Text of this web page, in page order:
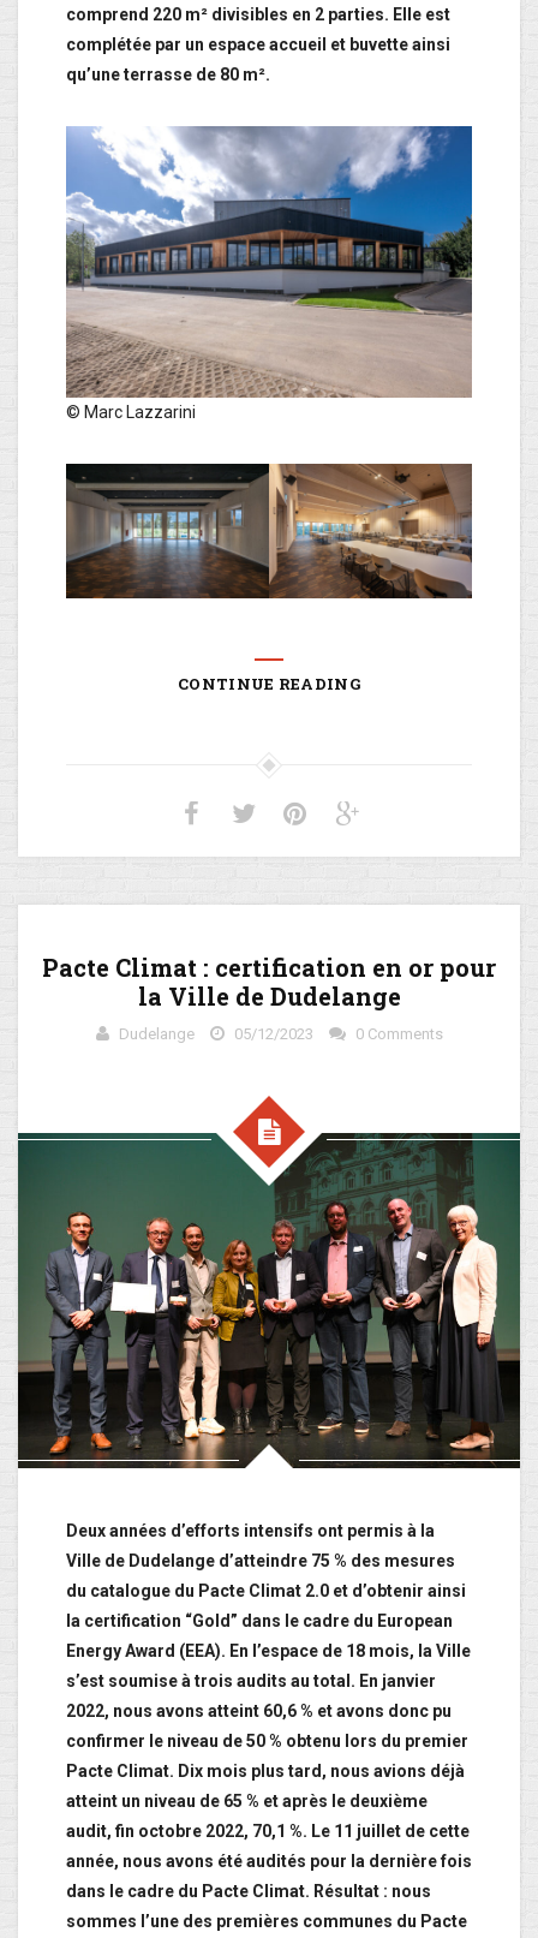
comprend 220 m² divisibles en 2 parties. Elle est
complétée par un espace accueil et buvette ainsi
qu’une terrasse de 80 m².
© Marc Lazzarini
CONTINUE READING
Pacte Climat : certification en or pour
la Ville de Dudelange
Dudelange 05/12/2023 0 Comments
Deux années d’efforts intensifs ont permis à la
Ville de Dudelange d’atteindre 75 % des mesures
du catalogue du Pacte Climat 2.0 et d’obtenir ainsi
la certification “Gold” dans le cadre du European
Energy Award (EEA). En l’espace de 18 mois, la Ville
s’est soumise à trois audits au total. En janvier
2022, nous avons atteint 60,6 % et avons donc pu
confirmer le niveau de 50 % obtenu lors du premier
Pacte Climat. Dix mois plus tard, nous avions déjà
atteint un niveau de 65 % et après le deuxième
audit, fin octobre 2022, 70,1 %. Le 11 juillet de cette
année, nous avons été audités pour la dernière fois
dans le cadre du Pacte Climat. Résultat : nous
sommes l’une des premières communes du Pacte